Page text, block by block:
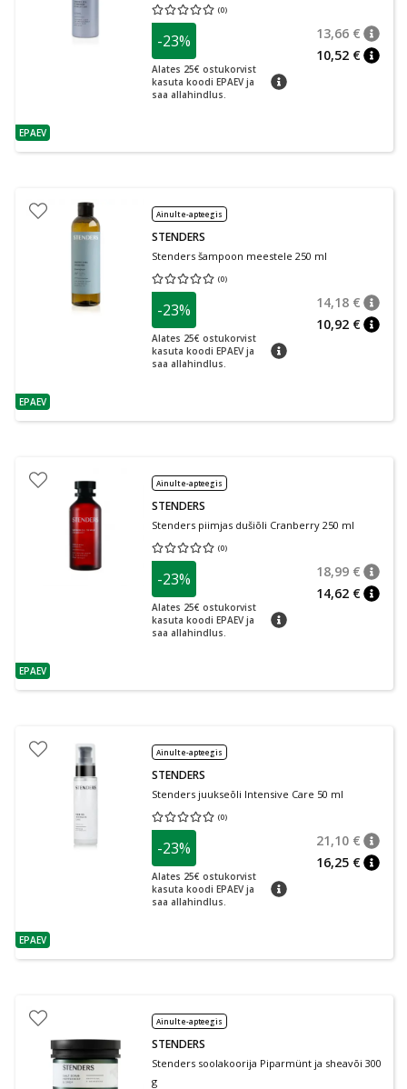
nõuanne
EPAEV
(0)
Keskmine hinnang 0.00
-23%
Alates 25€ ostukorvist
kasuta koodi EPAEV ja
saa allahindlus.
nõuanne
13,66 €
10,52 €
nõuanne
EPAEV
Ainult e-apteegis
STENDERS
Stenders šampoon meestele 250 ml
(0)
Keskmine hinnang 0.00
-23%
Alates 25€ ostukorvist
kasuta koodi EPAEV ja
saa allahindlus.
nõuanne
14,18 €
10,92 €
nõuanne
EPAEV
Ainult e-apteegis
STENDERS
Stenders piimjas dušiõli Cranberry 250 ml
(0)
Keskmine hinnang 0.00
-23%
Alates 25€ ostukorvist
kasuta koodi EPAEV ja
saa allahindlus.
nõuanne
18,99 €
14,62 €
nõuanne
EPAEV
Ainult e-apteegis
STENDERS
Stenders juukseõli Intensive Care 50 ml
(0)
Keskmine hinnang 0.00
-23%
Alates 25€ ostukorvist
kasuta koodi EPAEV ja
saa allahindlus.
nõuanne
21,10 €
16,25 €
Ainult e-apteegis
STENDERS
Stenders soolakoorija Piparmünt ja sheavõi 300
g